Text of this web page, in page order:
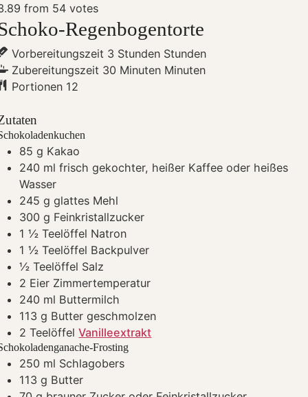
from 54 votes
Regenbogentorte
Vorbereitungszeit 3 Stunden Stunden
Zubereitungszeit 30 Minuten Minuten
Portionen 12
85 g Kakao
240 ml frisch gekochter, heißer Kaffeeoder heißes
Wasser
245 g glattes Mehl
300 g Feinkristallzucker
1 ½ Teelöffel Natron
1 ½ Teelöffel Backpulver
½ Teelöffel Salz
2 Eier Zimmertemperatur
240 ml Buttermilch
113 g Butter geschmolzen
2 Teelöffel Vanilleextrakt
Frosting
250 ml Schlagobers
113 g Butter